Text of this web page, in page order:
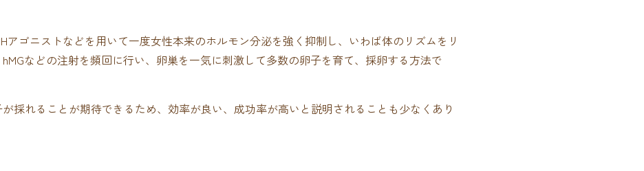
アゴニストなどを用いて一度女性本来のホルモン分泌を強く抑制し、いわば体のリズムをリ
などの注射を頻回に行い、卵巣を一気に刺激して多数の卵子を育て、採卵する方法で
採れることが期待できるため、効率が良い、成功率が高いと説明されることも少なくあり